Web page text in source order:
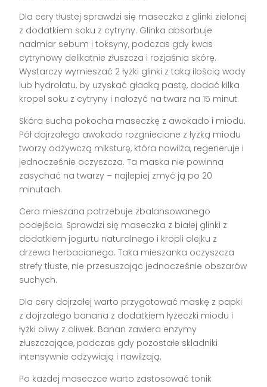
Dla cery tłustej sprawdzi się maseczka z glinki zielonej
z dodatkiem soku z cytryny. Glinka absorbuje
nadmiar sebum i toksyny, podczas gdy kwas
cytrynowy delikatnie złuszcza i rozjaśnia skórę.
Wystarczy wymieszać 2 łyżki glinki z taką ilością wody
lub hydrolatu, by uzyskać gładką pastę, dodać kilka
kropel soku z cytryny i nałożyć na twarz na 15 minut.
Skóra sucha pokocha maseczkę z awokado i miodu.
Pół dojrzałego awokado rozgniecione z łyżką miodu
tworzy odżywczą miksturę, która nawilża, regeneruje i
jednocześnie oczyszcza. Ta maska nie powinna
zasychać na twarzy – najlepiej zmyć ją po 20
minutach.
Cera mieszana potrzebuje zbalansowanego
podejścia. Sprawdzi się maseczka z białej glinki z
dodatkiem jogurtu naturalnego i kropli olejku z
drzewa herbacianego. Taka mieszanka oczyszcza
strefy tłuste, nie przesuszając jednocześnie obszarów
suchych.
Dla cery dojrzałej warto przygotować maskę z papki
z dojrzałego banana z dodatkiem łyżeczki miodu i
łyżki oliwy z oliwek. Banan zawiera enzymy
złuszczające, podczas gdy pozostałe składniki
intensywnie odżywiają i nawilżają.
Po każdej maseczce warto zastosować tonik